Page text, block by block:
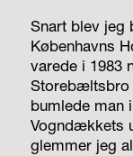
Snart blev jeg
Københavns
varede i 1983
Storebæltsbro
bumlede man
Vogndækkets
glemmer jeg